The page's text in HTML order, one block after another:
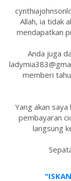
Allah, ia tidak
mendapatkan
Anda juga
memberi
Yang akan
pembayaran
langsung